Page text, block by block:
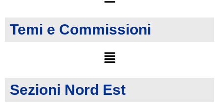
Temi e Commissioni
Sezioni Nord Est